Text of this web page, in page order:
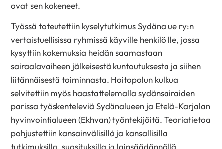
ovat sen kokeneet.
Työssä toteutettiin kyselytutkimus Sydänalue ry:n
vertaistuellisissa ryhmissä käyville henkilöille, jossa
kysyttiin kokemuksia heidän saamastaan
sairaalavaiheen jälkeisestä kuntoutuksesta ja siihen
liitännäisestä toiminnasta. Hoitopolun kulkua
selvitettiin myös haastattelemalla sydänsairaiden
parissa työskenteleviä Sydänalueen ja Etelä-Karjalan
hyvinvointialueen (Ekhvan) työntekijöitä. Teoriatietoa
pohjustettiin kansainvälisillä ja kansallisilla
tutkimuksilla, suosituksilla ja lainsäädännöllä